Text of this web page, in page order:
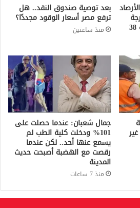
بعد توصية صندوق النقد.. هل
ترفع مصر أسعار الوقود مجددًا؟
منذ ساعتين
غير
جمال شعبان: عندما حصلت على
101% ودخلت كلية الطب لم
يسمع عنها أحد.. لكن عندما
رقصت مع الهضبة أصبحت حديث
المدينة
منذ 7 ساعات